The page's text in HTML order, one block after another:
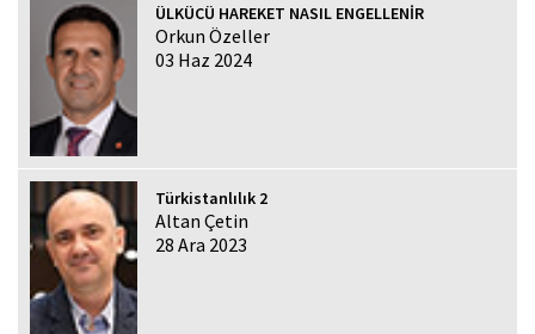
ÜLKÜCÜ HAREKET NASIL ENGELLENİR
Orkun Özeller
03 Haz 2024
Türkistanlılık 2
Altan Çetin
28 Ara 2023